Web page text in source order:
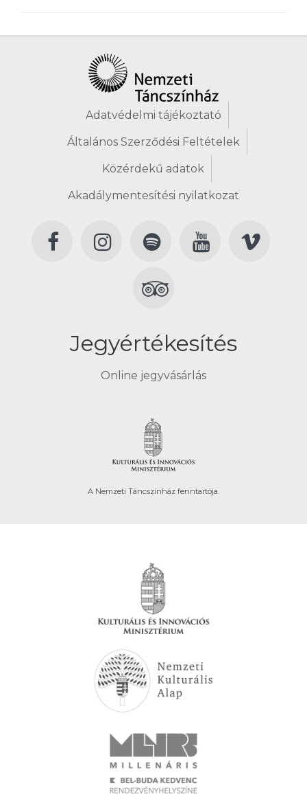
Adatvédelmi tájékoztató
Általános Szerződési Feltételek
Közérdekű adatok
Akadálymentesítési nyilatkozat
Jegyértékesítés
Online jegyvásárlás
A Nemzeti Táncszínház fenntartója.